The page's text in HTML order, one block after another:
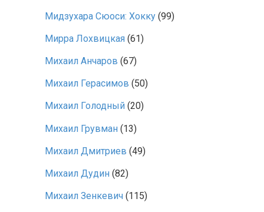
Мидзухара Сюоси: Хокку (99)
Мирра Лохвицкая (61)
Михаил Анчаров (67)
Михаил Герасимов (50)
Михаил Голодный (20)
Михаил Грувман (13)
Михаил Дмитриев (49)
Михаил Дудин (82)
Михаил Зенкевич (115)